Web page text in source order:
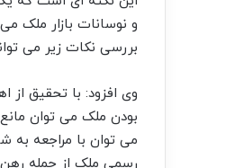
و نوسانات بازار ملک
بررسی نکات زیر می
وی افزود: با تحقیق
بودن ملک می توان
می توان با مراجعه به
رسمی ملک از جمله